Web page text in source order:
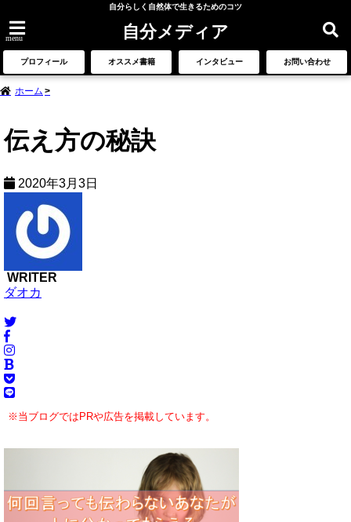
自分らしく自然体で生きるためのコツ
menu 自分メディア
プロフィール オススメ書籍 インタビュー お問い合わせ
ホーム
伝え方の秘訣
2020年3月3日
WRITER
ダオカ
※当ブログではPRや広告を掲載しています。